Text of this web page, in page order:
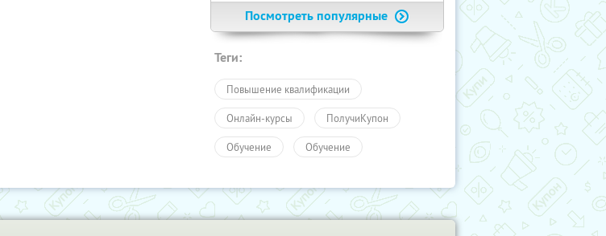
Посмотреть популярные
Теги:
Повышение квалификации
Онлайн-курсы ПолучиКупон
Обучение Обучение